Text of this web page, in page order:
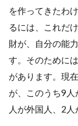
を作ってきたわ
るには、これだ
財が、自分の能
す。そのために
があります。現
が、このうち9
人が外国人、2人